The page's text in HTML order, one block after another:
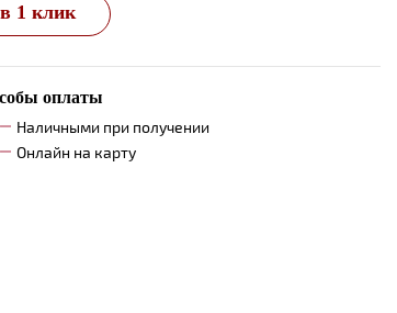
1 клик
оплаты
Наличными при получении
Онлайн на карту